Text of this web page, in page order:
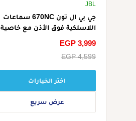
JBL
جي بي ال تون 670NC سماعات
اللاسلكية فوق الأذن مع خاصية
الحقيقية
سعر
EGP 3,999
سعر
EGP 4,599
اختر الخيارات
عرض سريع